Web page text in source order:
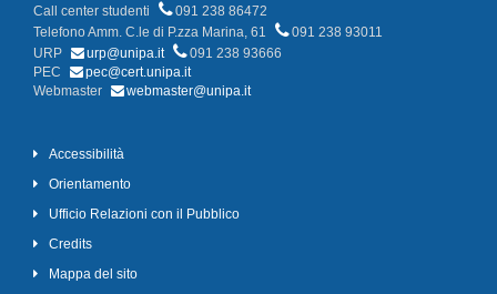
Call center studenti
091 238 86472
Telefono Amm. C.le di P.zza Marina, 61
091 238 93011
URP
urp@unipa.it
091 238 93666
PEC
pec@cert.unipa.it
Webmaster
webmaster@unipa.it
Accessibilità
Orientamento
Ufficio Relazioni con il Pubblico
Credits
Mappa del sito